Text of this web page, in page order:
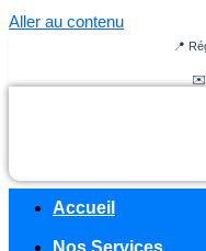
Aller au contenu
📍
✉️
Accueil
Nos Services